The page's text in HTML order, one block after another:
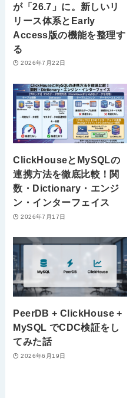
が「26.7」に。新しいリ
リース体系とEarly
Access版の機能を整理す
る
2026年7月22日
ClickHouseとMySQLの
連携方法を徹底比較！関
数・Dictionary・エンジ
ン・インターフェイス
2026年7月17日
PeerDB + ClickHouse +
MySQL でCDC検証をし
てみた話
2026年6月19日